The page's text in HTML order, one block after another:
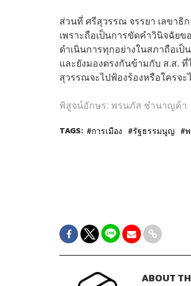
ส่วนที่ ศรีสุวรรณ จรรยา เลขาธิ
เพราะถือเป็นการขัดคำวินิจฉัย
ดำเนินการทุกอย่างในสภาถือเ
และยังมองตรงกันข้ามกับ ส.ส.
สุวรรณจะไปฟ้องร้องหรือใครจ
พิสูจน์อักษร: พรนภัส ชำนาญค้า
TAGS: การเมือง รัฐธรรมนูญ
ABOUT